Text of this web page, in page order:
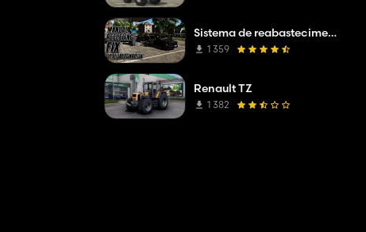
Sistema de reabastecimento manual (correção)
1 359
Renault TZ
1 382